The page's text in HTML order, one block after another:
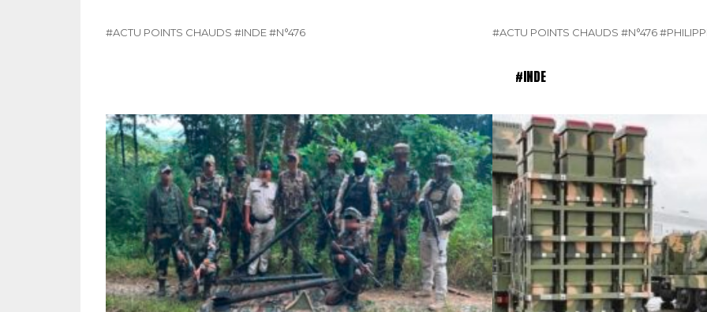
#ACTU POINTS CHAUDS #INDE#N°476 #ACTU POINTS CHAUDS #N°476
#INDE